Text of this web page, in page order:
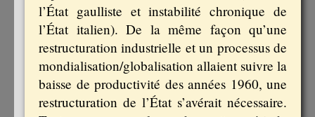
l’État gaulliste et instabilité chronique de
l’État italien). De la même façon qu’une
restructuration industrielle et un processus de
mondialisation/globalisation allaient suivre la
baisse de productivité des années 1960, une
restructuration de l’État s’avérait nécessaire.